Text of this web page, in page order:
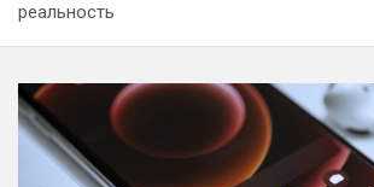
реальность